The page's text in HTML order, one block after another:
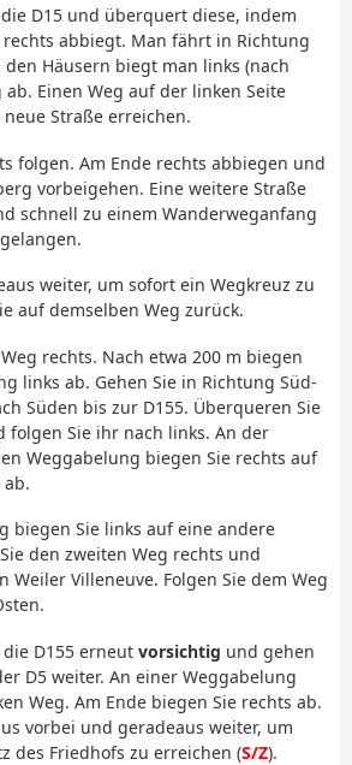
D15 und überquert diese, indem
abbiegt. Man fährt in Richtung
den Häusern biegt man links (nach
ab. Einen Weg auf der linken Seite
Straße erreichen.
folgen. Am Ende rechts abbiegen und
vorbeigehen. Eine weitere Straße
schnell zu einem Wanderweganfang
weiter, um sofort ein Wegkreuz zu
auf demselben Weg zurück.
rechts. Nach etwa 200 m biegen
links ab. Gehen Sie in Richtung Süd-
Süden bis zur D155. Überqueren Sie
folgen Sie ihr nach links. An der
Weggabelung biegen Sie rechts auf
biegen Sie links auf eine andere
den zweiten Weg rechts und
Weiler Villeneuve. Folgen Sie dem Weg
D155 erneut vorsichtig und gehen
D5 weiter. An einer Weggabelung
Weg. Am Ende biegen Sie rechts ab.
vorbei und geradeaus weiter, um
des Friedhofs zu erreichen (S/Z).